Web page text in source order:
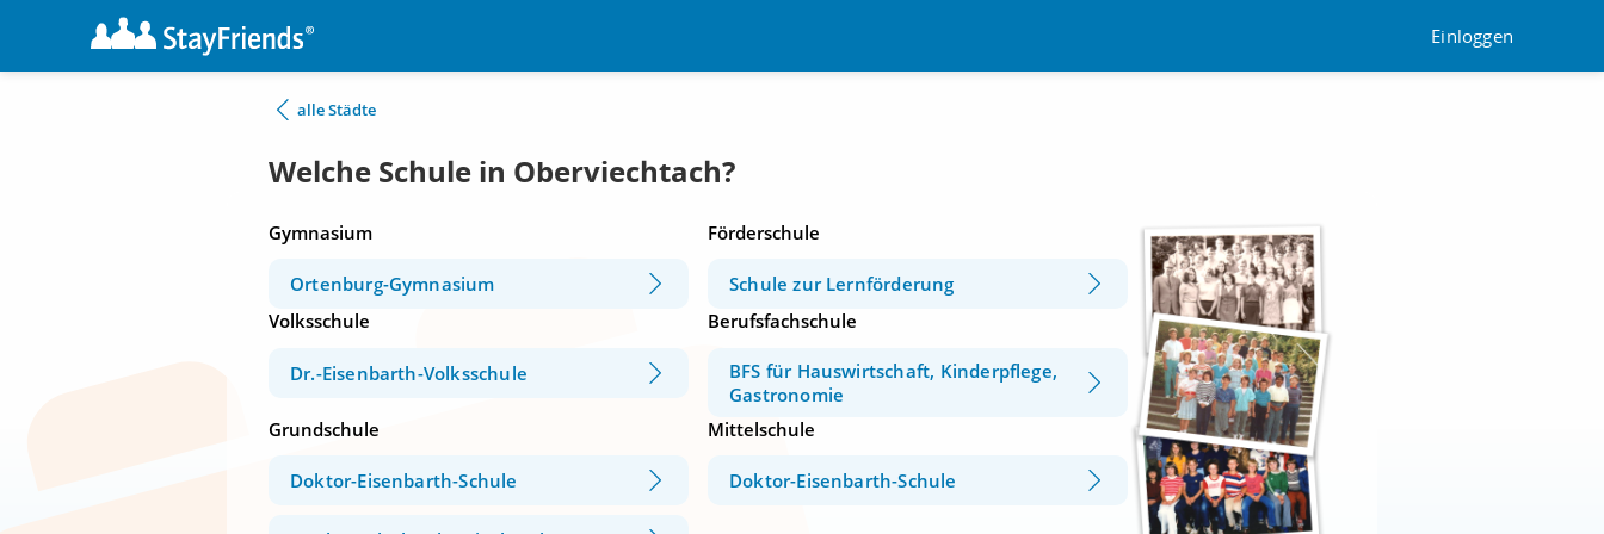
Einloggen
alle Städte
Welche Schule in Oberviechtach?
Gymnasium
Ortenburg-Gymnasium
Förderschule
Schule zur Lernförderung
Volksschule
Dr.-Eisenbarth-Volksschule
Berufsfachschule
BFS für Hauswirtschaft, Kinderpflege,
Gastronomie
Grundschule
Doktor-Eisenbarth-Schule
Mittelschule
Doktor-Eisenbarth-Schule